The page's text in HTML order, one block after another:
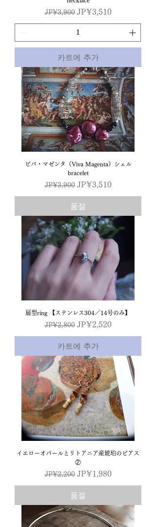
일반가
JP¥3,900 할인가
JP¥3,510
카트에 추가
ビバ・マゼンタ（Viva Magenta）シェル
bracelet
일반가
JP¥3,900 할인가
JP¥3,510
품절
扇型ring 【ステンレス304／14号のみ】
일반가
JP¥2,800 할인가
JP¥2,520
카트에 추가
イエローオパールとリトアニア産琥珀のピアス
②
일반가
JP¥2,200 할인가
JP¥1,980
품절